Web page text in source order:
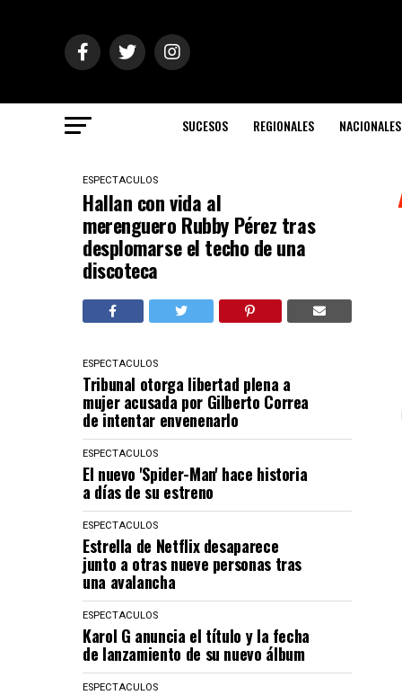
SUCESOS REGIONALES NACIONALES
ESPECTACULOS
Hallan con vida al
merenguero Rubby Pérez tras
desplomarse el techo de una
discoteca
ESPECTACULOS
Tribunal otorga libertad plena a
mujer acusada por Gilberto Correa
de intentar envenenarlo
ESPECTACULOS
El nuevo 'Spider-Man' hace historia
a días de su estreno
ESPECTACULOS
Estrella de Netflix desaparece
junto a otras nueve personas tras
una avalancha
ESPECTACULOS
Karol G anuncia el título y la fecha
de lanzamiento de su nuevo álbum
ESPECTACULOS